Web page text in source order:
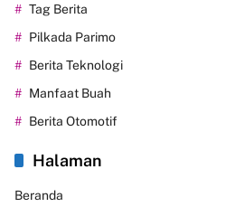
Tag Berita
Pilkada Parimo
Berita Teknologi
Manfaat Buah
Berita Otomotif
Halaman
Beranda